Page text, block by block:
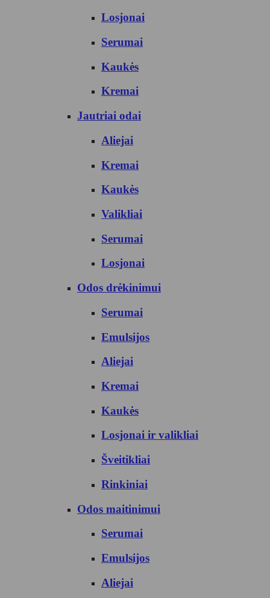
Losjonai
Serumai
Kaukės
Kremai
Jautriai odai
Aliejai
Kremai
Kaukės
Valikliai
Serumai
Losjonai
Odos drėkinimui
Serumai
Emulsijos
Aliejai
Kremai
Kaukės
Losjonai ir valikliai
Šveitikliai
Rinkiniai
Odos maitinimui
Serumai
Emulsijos
Aliejai